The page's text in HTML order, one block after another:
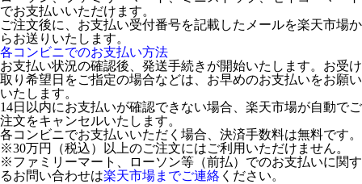
でお支払いいただけます。
ご注文後に、お支払い受付番号を記載したメールを楽天市場か
らお送りいたします。
各コンビニでのお支払い方法
お支払い状況の確認後、発送手続きが開始いたします。お受け
取り希望日をご指定の場合などは、お早めのお支払いをお願い
いたします。
14日以内にお支払いが確認できない場合、楽天市場が自動でご
注文をキャンセルいたします。
各コンビニでお支払いいただく場合、決済手数料は無料です。
※30万円（税込）以上のご注文にはご利用いただけません。
※ファミリーマート、ローソン等（前払）でのお支払いに関す
るお問い合わせは楽天市場までご連絡 ください。